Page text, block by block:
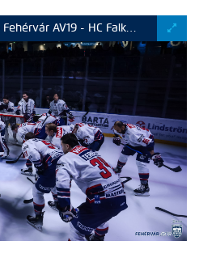
(40 Kép) 2026.01.24. Hydro Fehérvár AV19 - HC Falkensteiner Pustertal 0-3